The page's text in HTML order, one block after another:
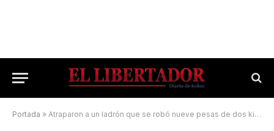
Portada » Atraparon a un ladrón que se robó nueve pesas de dos kilos